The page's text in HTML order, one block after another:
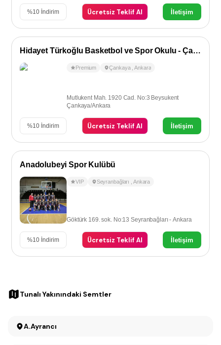
%10 İndirim Ücretsiz Teklif Al İletişim
Hidayet Türkoğlu Basketbol ve Spor Okulu - Çankaya
Premium Çankaya ,Ankara
Mutlukent Mah. 1920 Cad. No:3 Beysukent
Çankaya/Ankara
%10 İndirim Ücretsiz Teklif Al İletişim
Anadolubeyi Spor Kulübü
VIP Seyranbağları Ankara
Göktürk 169. sok. No:13 Seyranbağları - Ankara
%10 İndirim Ücretsiz Teklif Al İletişim
Tunalı Yakınındaki Semtler
A.Ayrancı